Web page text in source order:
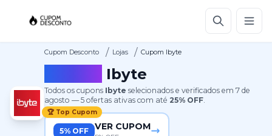
Cupom Desconto / Lojas / Cupom Ibyte
Ibyte
Todos os cupons Ibyte selecionados e verificados em 7 de
agosto —5 ofertas ativas com até 25% OFF.
🏆 Top Cupom
5% OFF VER CUPOM